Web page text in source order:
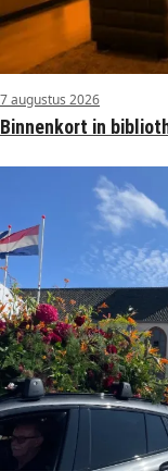
7 augustus 2026
Binnenkort in